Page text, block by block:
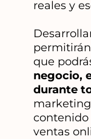
reales y
que
negocio,
durante
ventas